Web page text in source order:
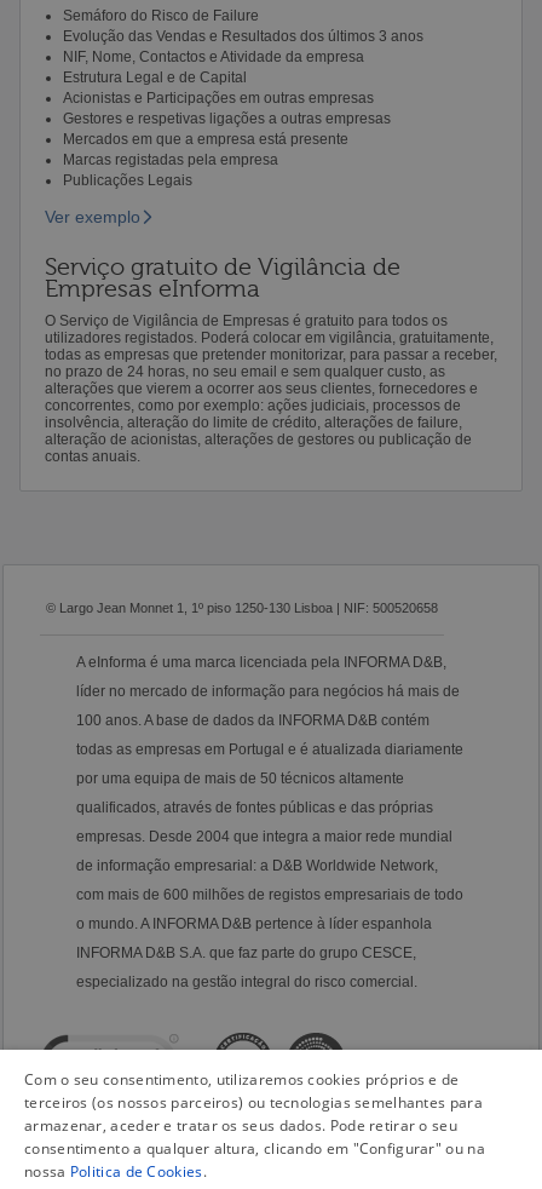
Semáforo do Risco de Failure
Evolução das Vendas e Resultados dos últimos 3 anos
NIF, Nome, Contactos e Atividade da empresa
Estrutura Legal e de Capital
Acionistas e Participações em outras empresas
Gestores e respetivas ligações a outras empresas
Mercados em que a empresa está presente
Marcas registadas pela empresa
Publicações Legais
Ver exemplo
Serviço gratuito de Vigilância de
Empresas eInforma
O Serviço de Vigilância de Empresas é gratuito para todos os
utilizadores registados. Poderá colocar em vigilância, gratuitamente,
todas as empresas que pretender monitorizar, para passar a receber,
no prazo de 24 horas, no seu email e sem qualquer custo, as
alterações que vierem a ocorrer aos seus clientes, fornecedores e
concorrentes, como por exemplo: ações judiciais, processos de
insolvência, alteração do limite de crédito, alterações de failure,
alteração de acionistas, alterações de gestores ou publicação de
contas anuais.
© Largo Jean Monnet 1, 1º piso 1250-130 Lisboa | NIF: 500520658
A eInforma é uma marca licenciada pela INFORMA D&B,
líder no mercado de informação para negócios há mais de
100 anos. A base de dados da INFORMA D&B contém
todas as empresas em Portugal e é atualizada diariamente
por uma equipa de mais de 50 técnicos altamente
qualificados, através de fontes públicas e das próprias
empresas. Desde 2004 que integra a maior rede mundial
de informação empresarial: a D&B Worldwide Network,
com mais de 600 milhões de registos empresariais de todo
o mundo. A INFORMA D&B pertence à líder espanhola
INFORMA D&B S.A. que faz parte do grupo CESCE,
especializado na gestão integral do risco comercial.
Com o seu consentimento, utilizaremos cookies próprios e de
terceiros (os nossos parceiros) ou tecnologias semelhantes para
armazenar, aceder e tratar os seus dados. Pode retirar o seu
consentimento a qualquer altura, clicando em "Configurar" ou na
nossa Politica de Cookies.